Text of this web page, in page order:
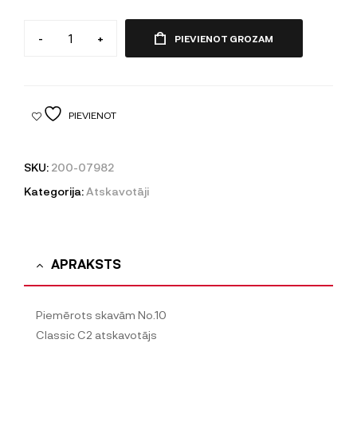
- + PIEVIENOT GROZAM
PIEVIENOT
SKU: 200-07982
Kategorija:Atskavotāji
APRAKSTS
Piemērots skavām No.10
Classic C2 atskavotājs